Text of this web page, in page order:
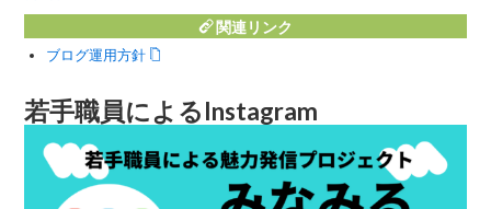
関連リンク
ブログ運用方針
若手職員によるInstagram